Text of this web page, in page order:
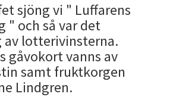
sjöng vi " Luffarens
" och så var det
av lotterivinsterna.
gåvokort vanns av
samt fruktkorgen
Lindgren.